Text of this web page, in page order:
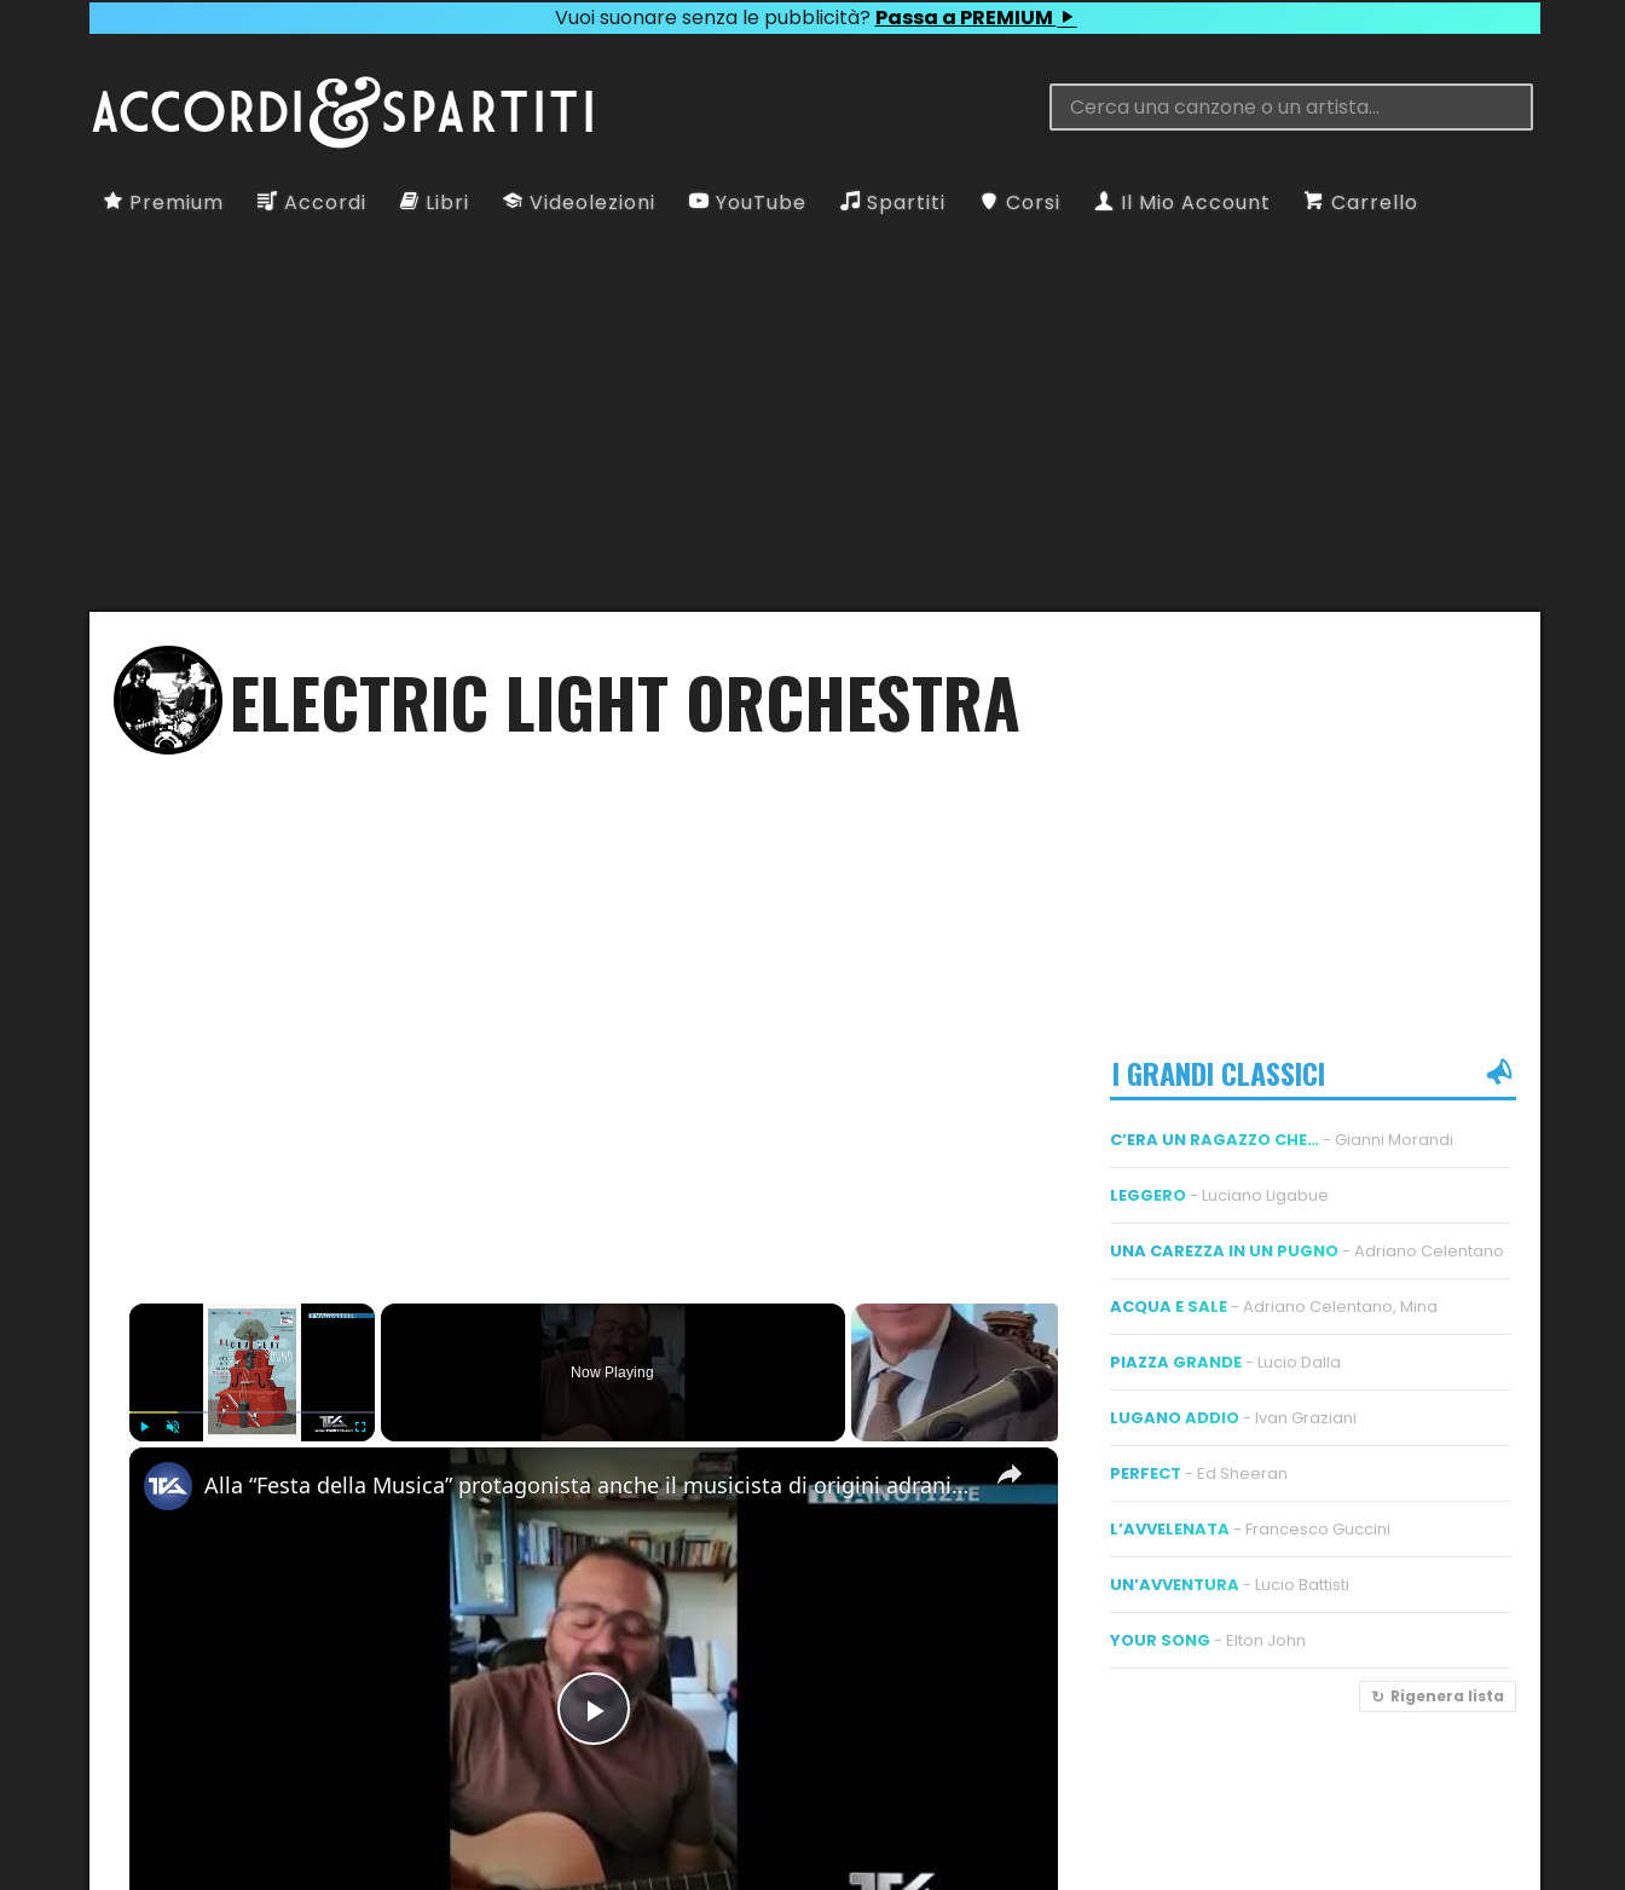
Vuoi suonare senza le pubblicità? Passa a PREMIUM
Premium Accordi Libri Videolezioni YouTube Spartiti Corsi Il Mio Account Carrello
ELECTRIC LIGHT ORCHESTRA
×
Now Playing
×
Play
Video
Alla “Festa della Musica” protagonista anche il musicista di origini adranite Riccardo Tomasello
I GRANDI CLASSICI
C’ERA UN RAGAZZO CHE… - Gianni Morandi
LEGGERO - Luciano Ligabue
UNA CAREZZA IN UN PUGNO - Adriano Celentano
ACQUA E SALE - Adriano Celentano, Mina
PIAZZA GRANDE - Lucio Dalla
LUGANO ADDIO - Ivan Graziani
PERFECT - Ed Sheeran
L’AVVELENATA - Francesco Guccini
UN’AVVENTURA - Lucio Battisti
YOUR SONG - Elton John
Rigenera lista